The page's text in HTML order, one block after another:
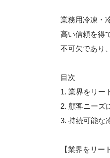
業務用冷凍・
高い信頼を得
不可欠であり
目次
1. 業界をリー
2. 顧客ニーズ
3. 持続可能な
【業界をリー